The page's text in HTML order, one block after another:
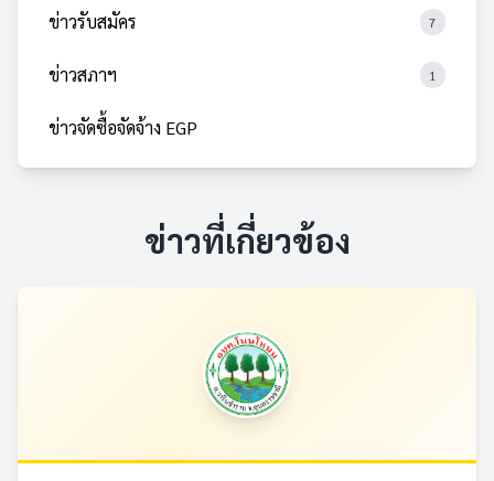
ข่าวรับสมัคร 7
ข่าวสภาฯ 1
ข่าวจัดซื้อจัดจ้าง EGP
ข่าวที่เกี่ยวข้อง